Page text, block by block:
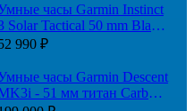
часы Garmin Instinct
Solar Tactical 50 mm Black
Black Band
990 ₽
часы Garmin Descent
- 51 мм титан Carbon